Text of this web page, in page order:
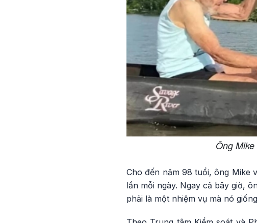
Ông
Cho đến năm 98 tuổi, ông Mike
lần mỗi ngày. Ngay cả bây giờ,
phải là một nhiệm vụ mà nó